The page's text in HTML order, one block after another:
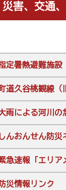
災害、交通
定暑熱避難施設
道久谷桃観線（
雨による河川の
んおんせん防災
急速報「エリア
災情報リンク